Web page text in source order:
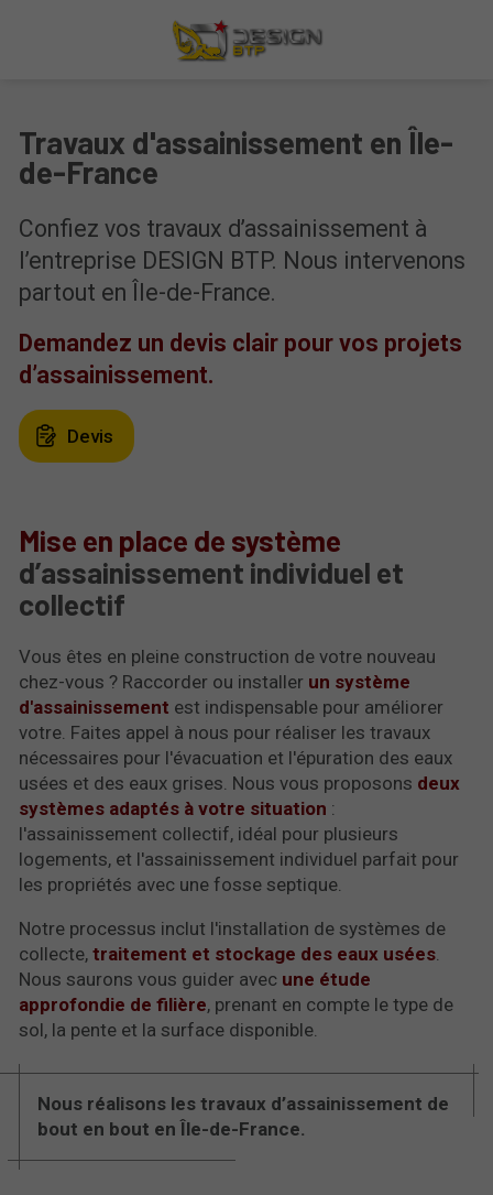
Travaux d'assainissement en Île-
de-France
Confiez vos travaux d’assainissement à
l’entreprise DESIGN BTP. Nous intervenons
partout en Île-de-France.
Demandez un devis clair pour vos projets
d’assainissement.
Devis
Mise en place de système
d’assainissement individuel et
collectif
Vous êtes en pleine construction de votre nouveau
chez-vous ? Raccorder ou installer un système
d'assainissement est indispensable pour améliorer
votre. Faites appel à nous pour réaliser les travaux
nécessaires pour l'évacuation et l'épuration des eaux
usées et des eaux grises. Nous vous proposons deux
systèmes adaptés à votre situation :
l'assainissement collectif, idéal pour plusieurs
logements, et l'assainissement individuel parfait pour
les propriétés avec une fosse septique.
Notre processus inclut l'installation de systèmes de
collecte, traitement et stockage des eaux usées
Nous saurons vous guider avec une étude
approfondie de filière, prenant en compte le type de
sol, la pente et la surface disponible.
Nous réalisons les travaux d’assainissement de
bout en bout en Île-de-France.